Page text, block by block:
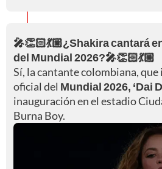
🎤👏🏻💃🏼¿Shakira cantará
del Mundial 2026?🎤👏🏻💃🏼
Sí, la cantante colombiana,
oficial del Mundial 2026, ‘Dai
inauguración en el estadio
Burna Boy.